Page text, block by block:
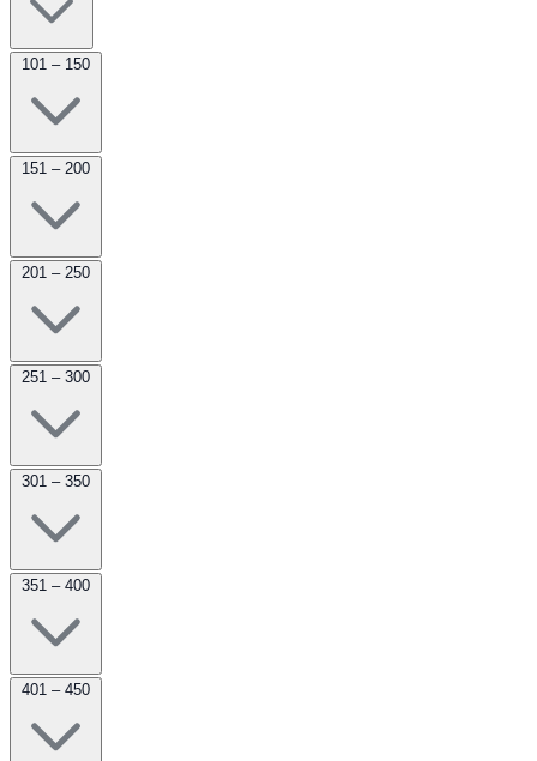
101 – 150
151 – 200
201 – 250
251 – 300
301 – 350
351 – 400
401 – 450